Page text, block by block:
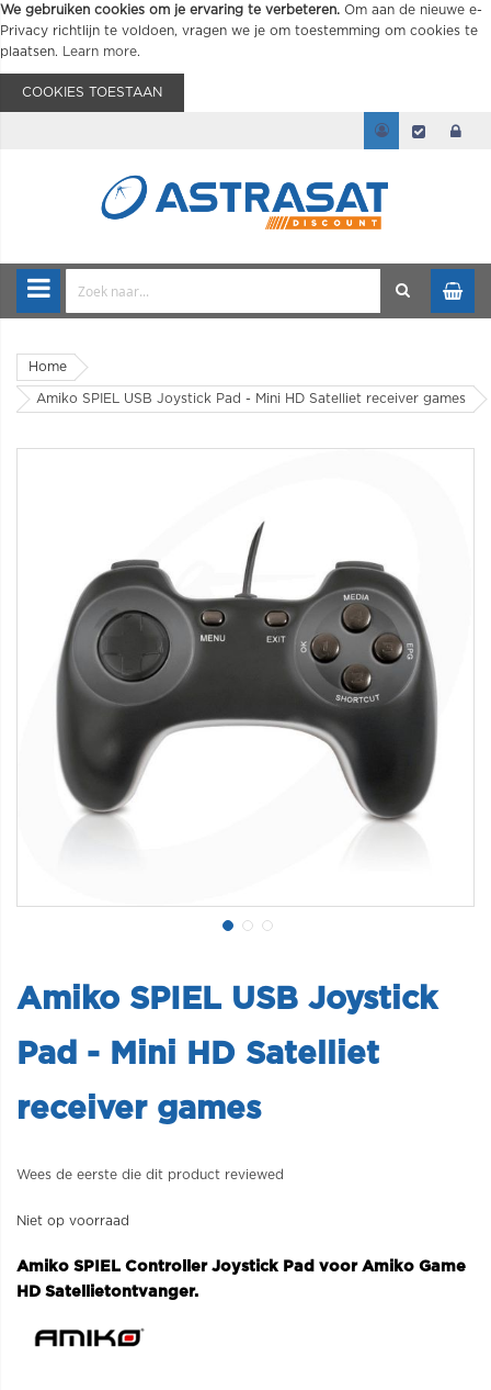
We gebruiken cookies om je ervaring te verbeteren. Om aan de nieuwe e-
Privacy richtlijn te voldoen, vragen we je om toestemming om cookies te
plaatsen.
Learn more.
COOKIES TOESTAAN
Home
Amiko SPIEL USB Joystick Pad - Mini HD Satelliet receiver games
Amiko SPIEL USB Joystick
Pad - Mini HD Satelliet
receiver games
Wees de eerste die dit product reviewed
Niet op voorraad
Amiko SPIEL Controller Joystick Pad voor Amiko Game
HD Satellietontvanger.